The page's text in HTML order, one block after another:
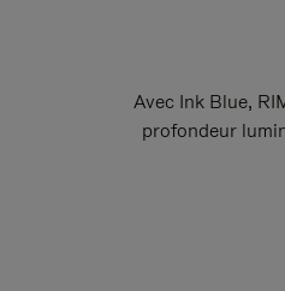
Avec Ink Blue,
profondeur